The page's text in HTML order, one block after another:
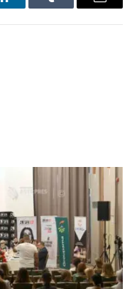
LinkedInTumblr Email